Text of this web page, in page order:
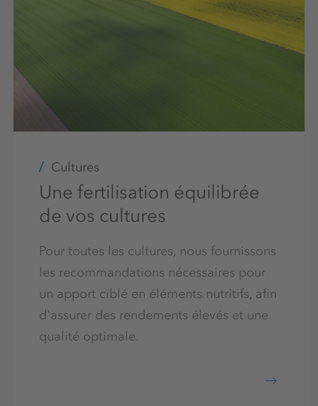
Cultures
Une fertilisation équilibrée
de vos cultures
Pour toutes les cultures, nous fournissons
les recommandations nécessaires pour
un apport ciblé en éléments nutritifs, afin
d'assurer des rendements élevés et une
qualité optimale.